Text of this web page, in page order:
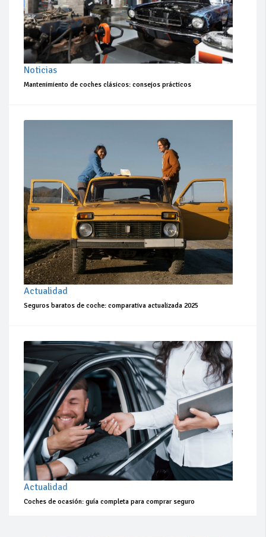
Noticias
Mantenimiento de coches clásicos: consejos prácticos
Actualidad
Seguros baratos de coche: comparativa actualizada 2025
Actualidad
Coches de ocasión: guía completa para comprar seguro